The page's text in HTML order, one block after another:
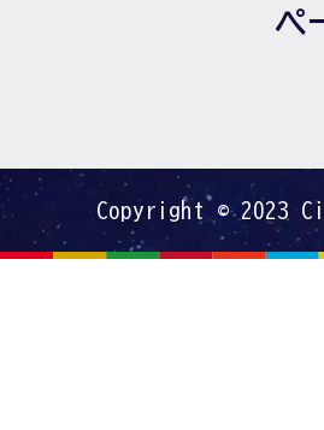
ペ
Copyright © 2023